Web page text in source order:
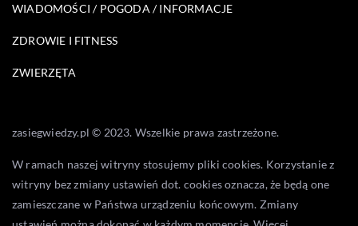
WIADOMOŚCI / POGODA / INFORMACJE
ZDROWIE I FITNESS
ZWIERZĘTA
zasiegwiedzy.pl © 2023. Wszelkie prawa zastrzeżone.
W ramach naszej witryny stosujemy pliki cookies. Korzystanie z
witryny bez zmiany ustawień dot. cookies oznacza, że będą one
zamieszczane w Państwa urządzeniu końcowym. Zmiany